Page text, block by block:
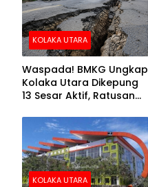
KOLAKA UTARA
Waspada! BMKG Ungkap
Kolaka Utara Dikepung
13 Sesar Aktif, Ratusan
KOLAKA UTARA